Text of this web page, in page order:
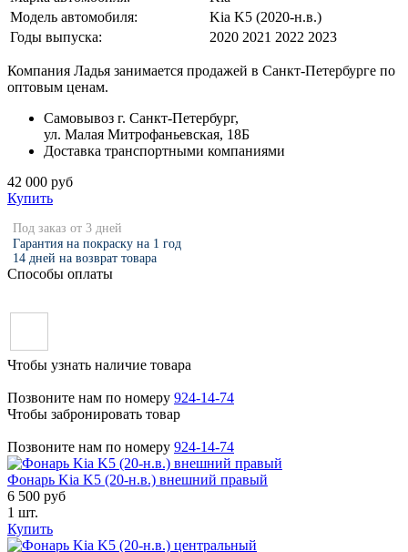
Модель автомобиля:
Kia K5 (2020-н.в.)
Годы выпуска:
2020 2021 2022 2023
Компания Ладья занимается продажей в Санкт-Петербурге по
оптовым ценам.
Самовывоз г. Санкт-Петербург,
ул. Малая Митрофаньевская, 18Б
Доставка транспортными компаниями
42 000 руб
Купить
Под заказ от 3 дней
Гарантия на покраску на 1 год
14 дней на возврат товара
Способы оплаты
Чтобы узнать наличие товара
Позвоните нам по номеру 924-14-74
Чтобы забронировать товар
Позвоните нам по номеру 924-14-74
Фонарь Kia K5 (20-н.в.) внешний правый
6 500 руб
1 шт.
Купить